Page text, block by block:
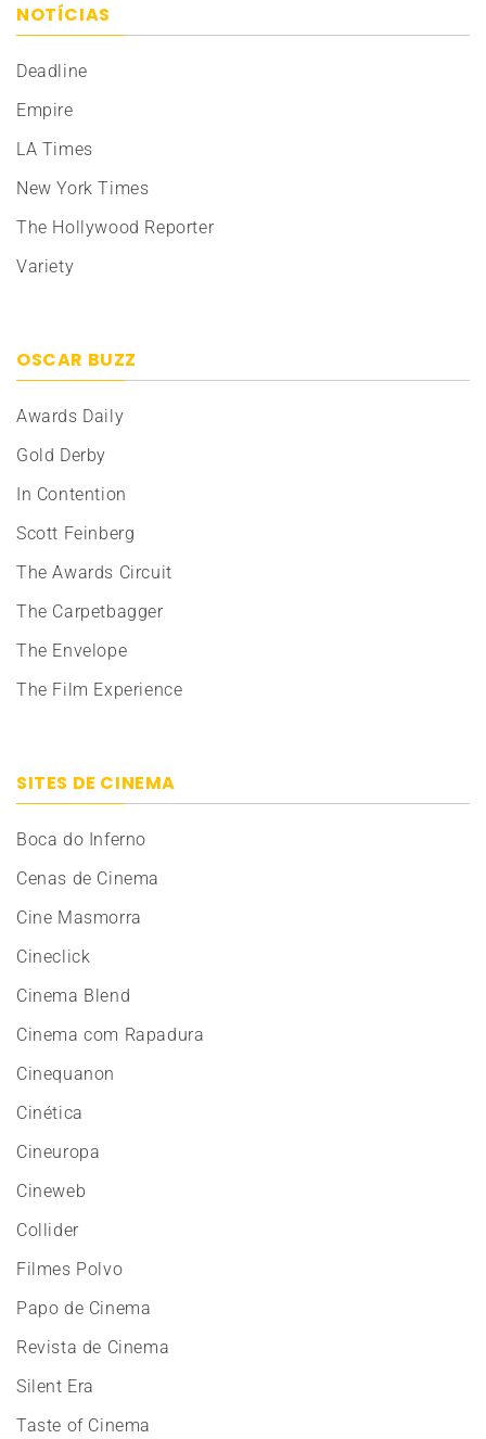
NOTÍCIAS
Deadline
Empire
LA Times
New York Times
The Hollywood Reporter
Variety
OSCAR BUZZ
Awards Daily
Gold Derby
In Contention
Scott Feinberg
The Awards Circuit
The Carpetbagger
The Envelope
The Film Experience
SITES DE CINEMA
Boca do Inferno
Cenas de Cinema
Cine Masmorra
Cineclick
Cinema Blend
Cinema com Rapadura
Cinequanon
Cinética
Cineuropa
Cineweb
Collider
Filmes Polvo
Papo de Cinema
Revista de Cinema
Silent Era
Taste of Cinema